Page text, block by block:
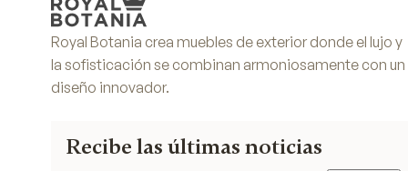
Royal Botania crea muebles de exterior donde el lujo y
la sofisticación se combinan armoniosamente con un
diseño innovador.
Recibe las últimas noticias